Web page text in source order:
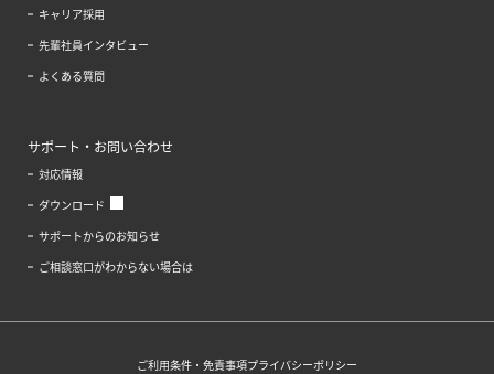
キャリア採用
先輩社員インタビュー
よくある質問
サポート・お問い合わせ
対応情報
ダウンロード
サポートからのお知らせ
ご相談窓口がわからない場合は
ご利用条件・免責事項プライバシーポリシー